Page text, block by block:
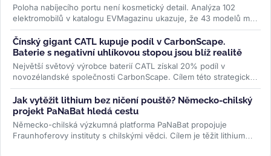
Poloha nabíjecího portu není kosmetický detail. Analýza 102
elektromobilů v katalogu EVMagazinu ukazuje, že 43 modelů má
konektor vpravo...>>
Čínský gigant CATL kupuje podíl v CarbonScape.
Baterie s negativní uhlíkovou stopou jsou blíž realitě
Největší světový výrobce baterií CATL získal 20% podíl v
novozélandské společnosti CarbonScape. Cílem této strategické
investice je...>>
Jak vytěžit lithium bez ničení pouště? Německo-chilský
projekt PaNaBat hledá cestu
Německo-chilská výzkumná platforma PaNaBat propojuje
Fraunhoferovy instituty s chilskými vědci. Cílem je těžit lithium